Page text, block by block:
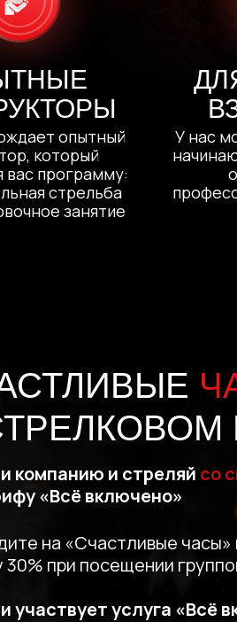
опытный
который
вас программу:
стрельба
занятие
У нас
компанию и стреляй со
«Всё включено»
участвует услуга «Всё
на «Счастливые часы»
30% при посещении